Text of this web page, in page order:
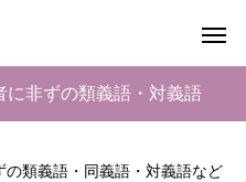
に非ずの類義語・対義語
の類義語・同義語・対義語など